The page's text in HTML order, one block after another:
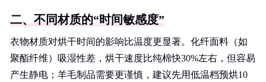
二、不同材质的“时间敏感度”
衣物材质对烘干时间的影响比温度更显著。化纤面料（如
聚酯纤维）吸湿性差，烘干速度比纯棉快30%左右，但容易
产生静电；羊毛制品需要更谨慎，建议先用低温档预烘10